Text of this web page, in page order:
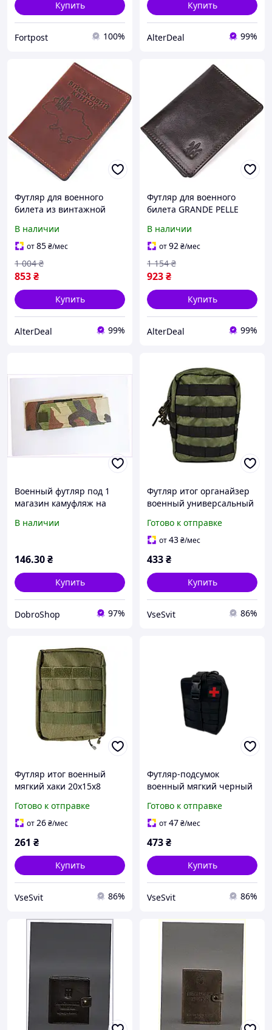
Купить
Fortpost 100%
Купить
AlterDeal 99%
Футляр для военного
билета из винтажной
Карта 16782, светло-
коричневый AlterDeal -
thrilling-unlimited-choice-
В наличии
от85₴/мес
853₴
1 004 ₴
Купить
AlterDeal 99%
Футляр для военного
билета GRANDE PELLE
Тризуб ЗСУ Коричневый
AlterDeal -thrilling-
unlimited-choice-
В наличии
от92₴/мес
923₴
1 154 ₴
Купить
AlterDeal 99%
Военный футляр под 1
магазин камуфляж на
В наличии
146.30₴
Купить
DobroShop 97%
Футляр итог органайзер
военный универсальный
Готово к отправке
от43₴/мес
433₴
Купить
VseSvit 86%
Футляр итог военный
мягкий хаки 20х15х8
Готово к отправке
от26₴/мес
261 ₴
Купить
VseSvit 86%
Футляр-подсумок
военный мягкий черный
Готово к отправке
от47₴/мес
473₴
Купить
VseSvit 86%